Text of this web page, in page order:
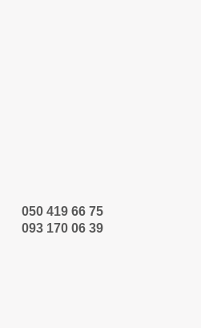
050 419 66 75
093 170 06 39